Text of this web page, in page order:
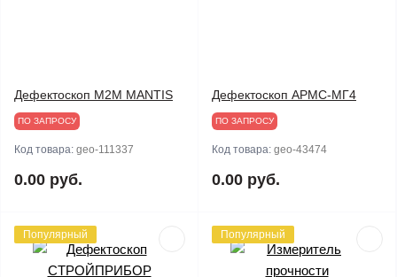
Дефектоскоп M2M MANTIS
ПО ЗАПРОСУ
Код товара: geo-111337
0.00 руб.
Дефектоскоп АРМС-МГ4
ПО ЗАПРОСУ
Код товара: geo-43474
0.00 руб.
Популярный Популярный